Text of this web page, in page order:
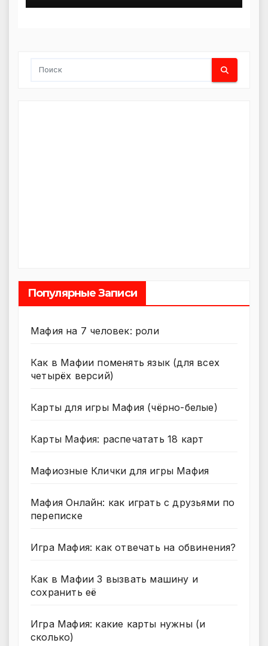
Популярные Записи
Мафия на 7 человек: роли
Как в Мафии поменять язык (для всех
четырёх версий)
Карты для игры Мафия (чёрно-белые)
Карты Мафия: распечатать 18 карт
Мафиозные Клички для игры Мафия
Мафия Онлайн: как играть с друзьями по
переписке
Игра Мафия: как отвечать на обвинения?
Как в Мафии 3 вызвать машину и
сохранить её
Игра Мафия: какие карты нужны (и
сколько)